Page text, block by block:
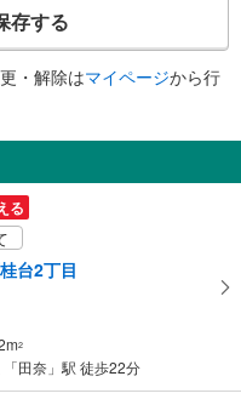
存する
・解除はマイページから行
る
台2丁目
2
田奈」駅 徒歩22分